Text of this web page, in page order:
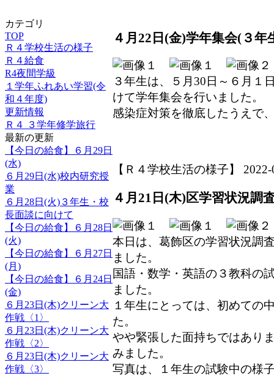
カテゴリ
TOP
Ｒ４学校生活の様子
Ｒ４給食
R4夜間学級
１学年ふれあい学習(令
和４年度)
更新情報
Ｒ４ ３学年修学旅行
最新の更新
【今日の給食】６月29日
(水)
６月29日(水)校内研究授
業
６月28日(火)３年生・校
長面談に向けて
【今日の給食】６月28日
(火)
【今日の給食】６月27日
(月)
【今日の給食】６月24日
(金)
６月23日(木)クリーン大
作戦〈1〉
６月23日(木)クリーン大
作戦〈2〉
６月23日(木)クリーン大
作戦〈3〉
４月22日(金)学年集会(３年
３年生は、５月30日～６月１
けて学年集会を行いました。
感染症対策を徹底したうえで
【Ｒ４学校生活の様子】
４月21日(木)区学習状況調
本日は、葛飾区の学習状況調
ました。
国語・数学・英語の３教科の
ました。
１年生にとっては、初めての
た。
やや緊張した面持ちではあり
みました。
写真は、１年生の試験中の様